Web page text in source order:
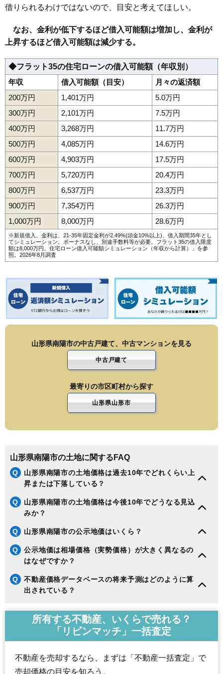
借りられるわけではないので、目安と考えてほしい。
なお、金利が低下するほど借入可能額は増加し、金利が
上昇するほど借入可能額は減少する。
◆フラット35の住宅ローンの借入可能額（年収別）
年収
借入可能額（目安）
月々の返済額
200万円
1,401万円
5.0万円
300万円
2,101万円
7.5万円
400万円
3,268万円
11.7万円
500万円
4,085万円
14.6万円
600万円
4,903万円
17.5万円
700万円
5,720万円
20.4万円
800万円
6,537万円
23.3万円
900万円
7,354万円
26.3万円
1,000万円
8,000万円 28.6万円
※新規借入。金利は、21-35年固定金利が2.49%(頭金10%以上)、借入期間35年とし
てシミュレーション。ボーナスなし、別途手数料等が必要。フラット35の借入限度
額は8,000万円。 住宅ローン借入可能額シミュレーション（年収から計算）
」を参
照。2026年8月調査
山形県南陽市の中古戸建て、中古マンションを見る
中古戸建て
最寄りの市区町村から探す
山形県山形市
山形県南陽市の土地に関するFAQ
Q
山形県南陽市の土地価格は過去10年でどれくらい上
昇または下落している？
Q
山形県南陽市の土地価格は今後10年でどうなる見込
みか？
Q 山形県南陽市の公示地価はいくら？
Q
公示地価は相場価格（実勢価格）が大きく異なるの
はなぜですか？
Q
不動産価格データベースの将来予測はどのように算
出されている？
所有する不動産、いくらで売れる？
「リビンマッチ」一括査定
不動産を売却するなら、まずは「不動産一括査定」で
売却価格の目安を知ろう。